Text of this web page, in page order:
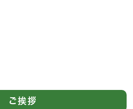
ご挨拶